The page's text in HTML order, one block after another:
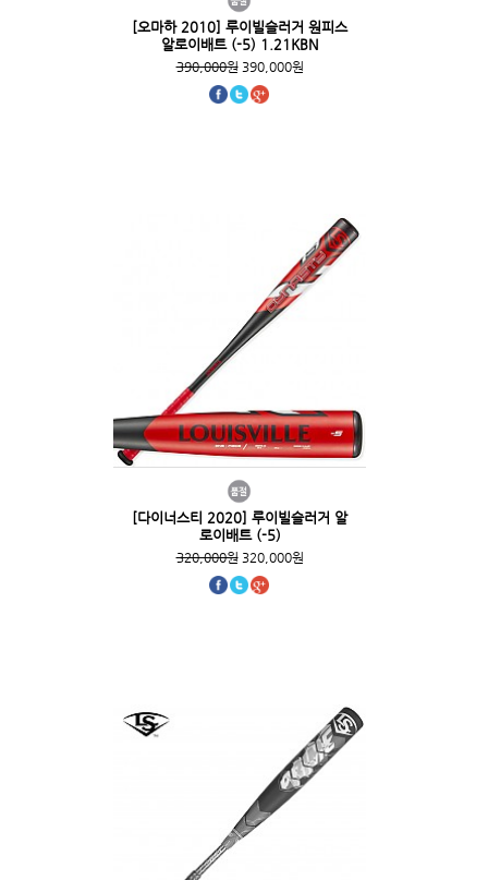
[오마하 2010] 루이빌슬러거 원피스
알로이배트 (-5) 1.21KBN
390,000원390,000원
[다이너스티 2020] 루이빌슬러거 알
로이배트 (-5)
320,000원320,000원